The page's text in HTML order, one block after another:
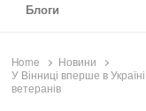
Блоги
Home
Новини
У Вінниці вперше в
ветеранів